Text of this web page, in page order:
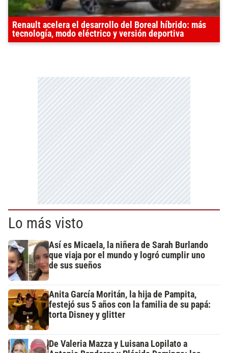
Renault acelera el desarrollo del Boreal híbrido: más
tecnología, modo eléctrico y versión deportiva
Lo más visto
Así es Micaela, la niñera de Sarah Burlando
que viaja por el mundo y logró cumplir uno
de sus sueños
Anita García Moritán, la hija de Pampita,
festejó sus 5 años con la familia de su papá:
torta Disney y glitter
De Valeria Mazza y Luisana Lopilato a